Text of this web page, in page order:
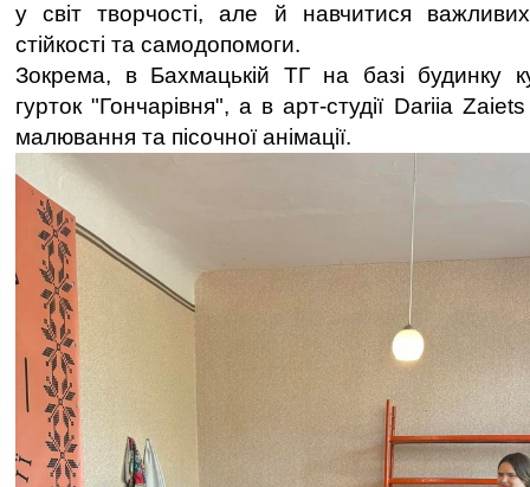
у світ творчості, але й навчитися
стійкості та самодопомоги.
Зокрема, в Бахмацькій ТГ на базі будинку
гурток "Гончарівня", а в арт-студії Dariia
малювання та пісочної анімації.